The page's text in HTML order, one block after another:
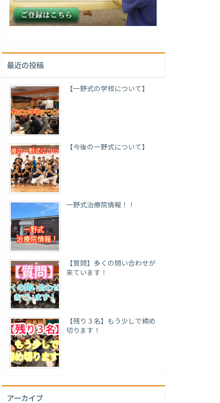
最近の投稿
【一野式の学校について】
【今後の一野式について】
一野式治療院情報！！
【質問】多くの問い合わせが
来ています！
【残り３名】もう少しで締め
切ります！
アーカイブ